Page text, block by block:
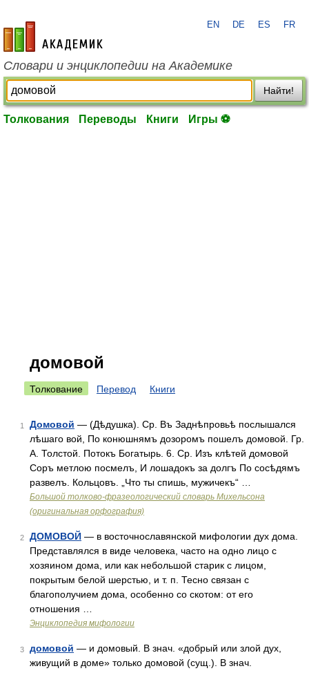
academic.ru
EN DE ES FR
Словари и энциклопедии на Академике
Найти!
Толкования Переводы Книги Игры ⚽
домовой
Толкование Перевод Книги
1 Домовой — (Дѣдушка). Ср. Въ Заднѣпровьѣ послышался
лѣшаго вой, По конюшнямъ дозоромъ пошелъ домовой. Гр.
А. Толстой. Потокъ Богатырь. 6. Ср. Изъ клѣтей домовой
Соръ метлою посмелъ, И лошадокъ за долгъ По сосѣдямъ
развелъ. Кольцовъ. „Что ты спишь, мужичекъ“ …
Большой толково-фразеологический словарь Михельсона
(оригинальная орфография)
2 ДОМОВОЙ — в восточнославянской мифологии дух дома.
Представлялся в виде человека, часто на одно лицо с
хозяином дома, или как небольшой старик с лицом,
покрытым белой шерстью, и т. п. Тесно связан с
благополучием дома, особенно со скотом: от его
отношения …
Энциклопедия мифологии
3 домовой — и домовый. В знач. «добрый или злой дух,
живущий в доме» только домовой (сущ.). В знач.